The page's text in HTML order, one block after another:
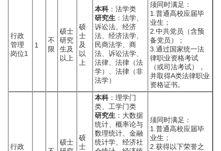
行政
管理
岗位1
1
不
限
硕士
研究
生及
以上
硕
士
及
以
上
本科 ：法学类
研究生 ：法学、
诉讼法、经济
法、经济法学、
民商法学、商
法、诉讼法学、
法律、法律（法
学）、法律（非
法学）
须同时满足：
1.普通高校应届毕
业生；
2.中共党员（含预
备党员）；
3.通过国家统一法
律职业资格考试
（或司法考试），
并取得A类法律职业
资格证书。
行政
硕士
硕
士
本科 ：理学门
类、工学门类
研究生 ：大数据
统计、概率论与
数理统计、金融
统计学、经济社
须同时满足：
1.普通高校应届毕
业生；
2.获得以下荣誉之